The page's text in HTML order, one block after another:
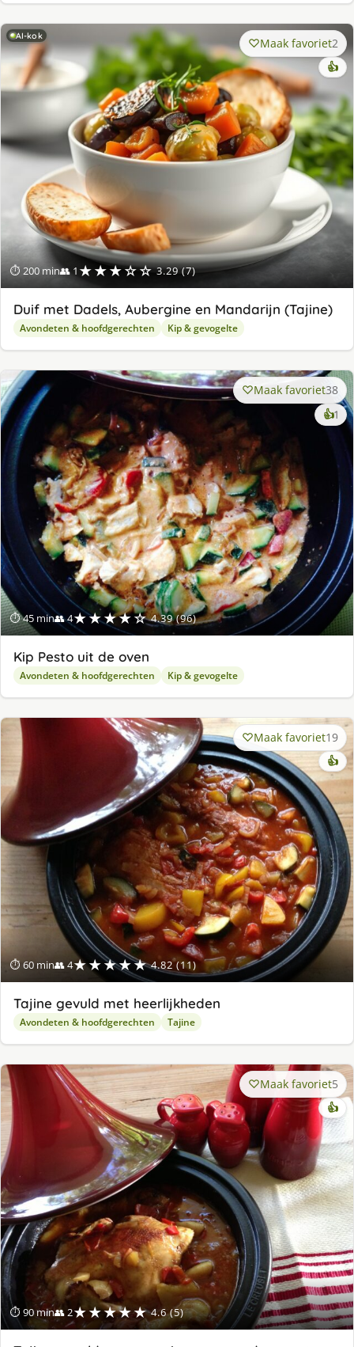
AI-kok
⏱ 200 min👥 1 ★★★☆☆ 3.29 (7)
Maak favoriet2
👍
Duif met Dadels, Aubergine en Mandarijn (Tajine)
Avondeten & hoofdgerechten Kip & gevogelte
⏱ 45 min👥 4★★★★☆ 4.39 (96)
Maak favoriet38
👍1
Kip Pesto uit de oven
Avondeten & hoofdgerechten Kip & gevogelte
⏱ 60 min👥 4★★★★★ 4.82 (11)
Maak favoriet19
👍
Tajine gevuld met heerlijkheden
Avondeten & hoofdgerechten Tajine
⏱ 90 min👥 2★★★★★ 4.6 (5)
Maak favoriet5
👍